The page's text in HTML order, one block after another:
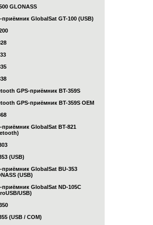
GLONASS
приёмник GlobalSat GT-100 (USB)
GPS-приёмник BT-359S
GPS-приёмник BT-359S OEM
приёмник GlobalSat BT-821
(USB)
приёмник GlobalSat BU-353
(USB)
приёмник GlobalSat ND-105C
USB)
(USB / COM)